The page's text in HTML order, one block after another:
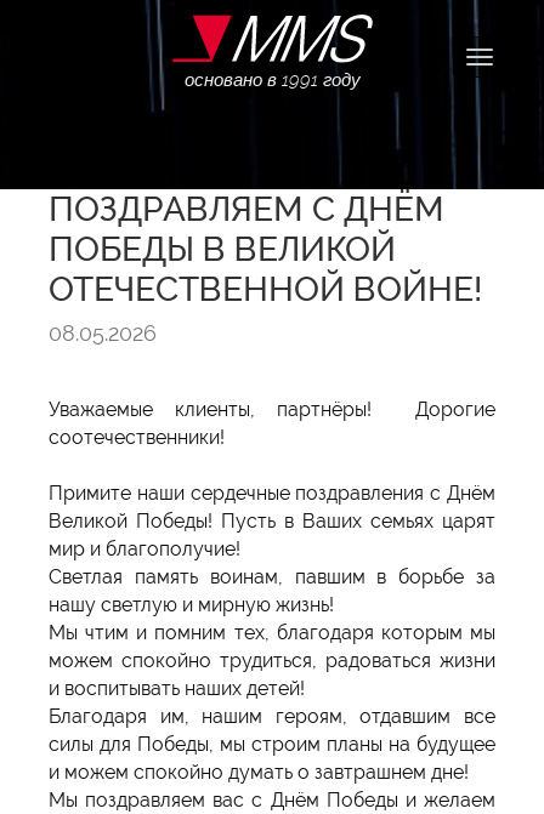
основано в 1991 году
ПОЗДРАВЛЯЕМ С ДНЁМ
ПОБЕДЫ В ВЕЛИКОЙ
ОТЕЧЕСТВЕННОЙ ВОЙНЕ!
08.05.2026
Уважаемые клиенты, партнёры! Дорогие
соотечественники!
Примите наши сердечные поздравления с Днём
Великой Победы! Пусть в Ваших семьях царят
мир и благополучие!
Светлая память воинам, павшим в борьбе за
нашу светлую и мирную жизнь!
Мы чтим и помним тех, благодаря которым мы
можем спокойно трудиться, радоваться жизни
и воспитывать наших детей!
Благодаря им, нашим героям, отдавшим все
силы для Победы, мы строим планы на будущее
и можем спокойно думать о завтрашнем дне!
Мы поздравляем вас с Днём Победы и желаем